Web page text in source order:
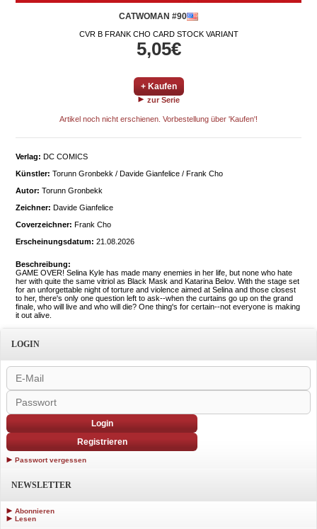
CATWOMAN #90
CVR B FRANK CHO CARD STOCK VARIANT
5,05€
+ Kaufen
zur Serie
Artikel noch nicht erschienen. Vorbestellung über 'Kaufen'!
Verlag: DC COMICS
Künstler: Torunn Gronbekk / Davide Gianfelice / Frank Cho
Autor: Torunn Gronbekk
Zeichner: Davide Gianfelice
Coverzeichner: Frank Cho
Erscheinungsdatum: 21.08.2026
Beschreibung:
GAME OVER! Selina Kyle has made many enemies in her life, but none who hate
her with quite the same vitriol as Black Mask and Katarina Belov. With the stage set
for an unforgettable night of torture and violence aimed at Selina and those closest
to her, there's only one question left to ask--when the curtains go up on the grand
finale, who will live and who will die? One thing's for certain--not everyone is making
it out alive.
LOGIN
Login
Registrieren
Passwort vergessen
NEWSLETTER
Abonnieren
Lesen